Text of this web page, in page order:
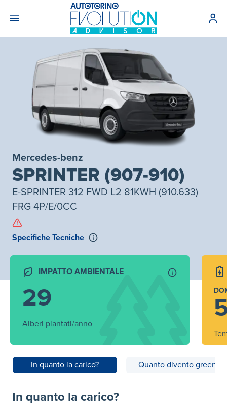
Mercedes-benz
SPRINTER (907-910)
E-SPRINTER 312 FWD L2 81KWH (910.633)
FRG 4P/E/0CC
Specifiche Tecniche
IMPATTO AMBIENTALE
29
Alberi piantati/anno
In quanto la carico? Quanto divento green?
In quanto la carico?